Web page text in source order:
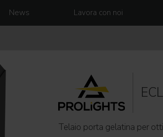
News Lavora con noi
Telaio porta gelatina per